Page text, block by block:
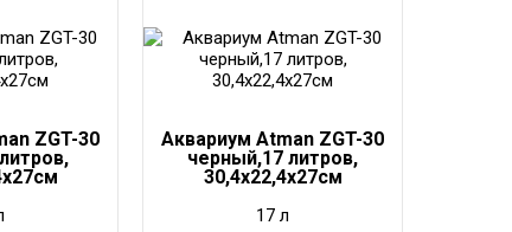
ZGT-30
Аквариум Atman ZGT-30
черный,17 литров,
30,4х22,4х27см
17 л